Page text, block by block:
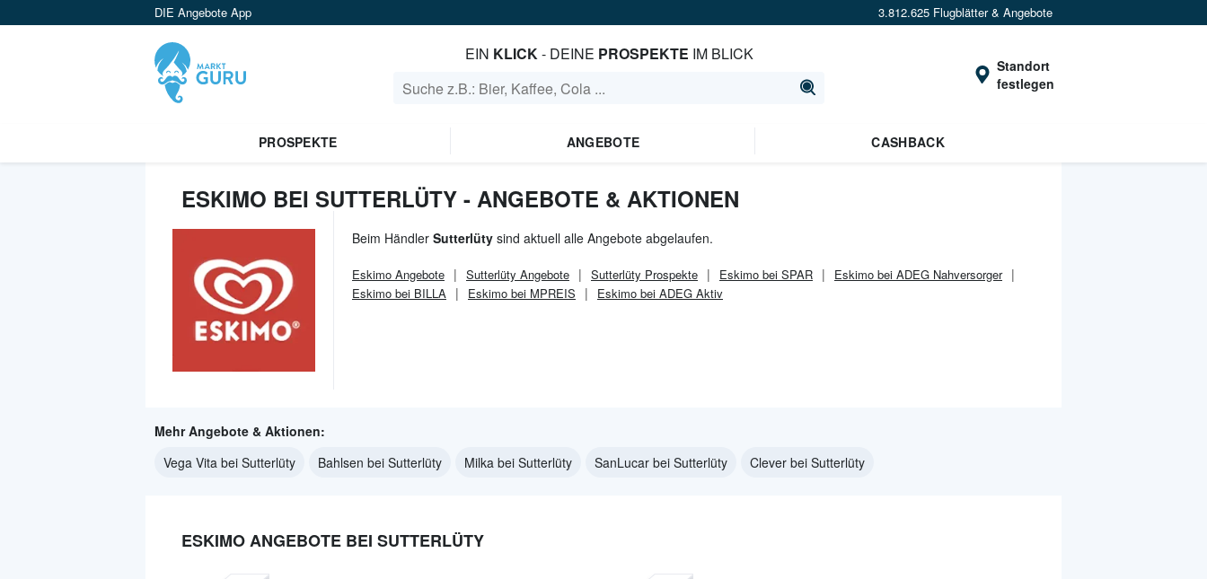
DIE Angebote App 3.812.625 Flugblätter & Angebote
EIN KLICK- DEINE PROSPEKTE IM BLICK
Standort
festlegen
PROSPEKTE ANGEBOTE CASHBACK
ESKIMO BEI SUTTERLÜTY - ANGEBOTE & AKTIONEN
Beim Händler Sutterlüty sind aktuell alle Angebote abgelaufen.
Eskimo Angebote Sutterlüty Angebote Sutterlüty Prospekte Eskimo bei SPAR
Eskimo bei ADEG Nahversorger
Eskimo bei BILLA
Eskimo bei MPREIS Eskimo bei ADEG Aktiv
Mehr Angebote & Aktionen:
Vega Vita bei Sutterlüty
Bahlsen bei Sutterlüty Milka bei Sutterlüty SanLucar bei Sutterlüty Clever bei Sutterlüty
ESKIMO ANGEBOTE BEI SUTTERLÜTY